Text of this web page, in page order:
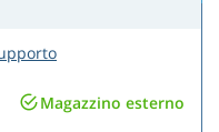
Magazzino esterno